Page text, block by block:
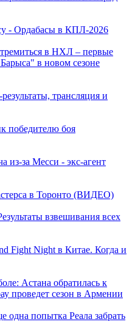
- Ордабасы в КПЛ-2026
в НХЛ – первые
в новом сезоне
трансляция и
победителю боя
из-за Месси - экс-агент
в Торонто (ВИДЕО)
взвешивания всех
Fight Night в Китае. Когда и
Астана обратилась к
проведет сезон в Армении
одна попытка Реала забрать